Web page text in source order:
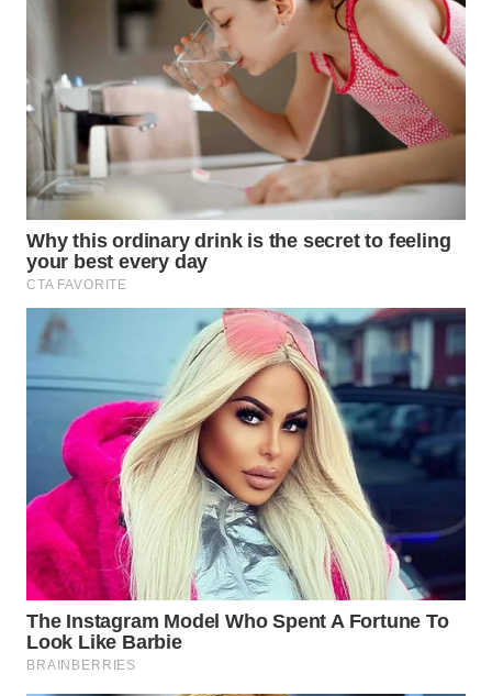
GORONTALO
WN
SULUT
WN
MALUKU
WN
WN
DAIRI
WN
DANAU
TOBA
WN
NIAS
WN
LANGKAT